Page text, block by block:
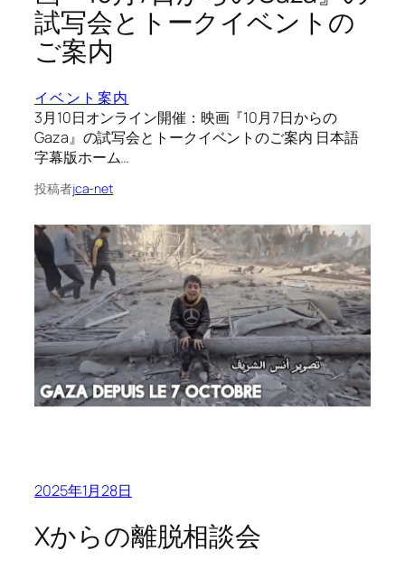
試写会とトークイベントの
ご案内
イベント案内
3月10日オンライン開催：映画『10月7日からの
Gaza』の試写会とトークイベントのご案内 日本語
字幕版ホーム…
投稿者jca-net
2025年1月28日
Xからの離脱相談会